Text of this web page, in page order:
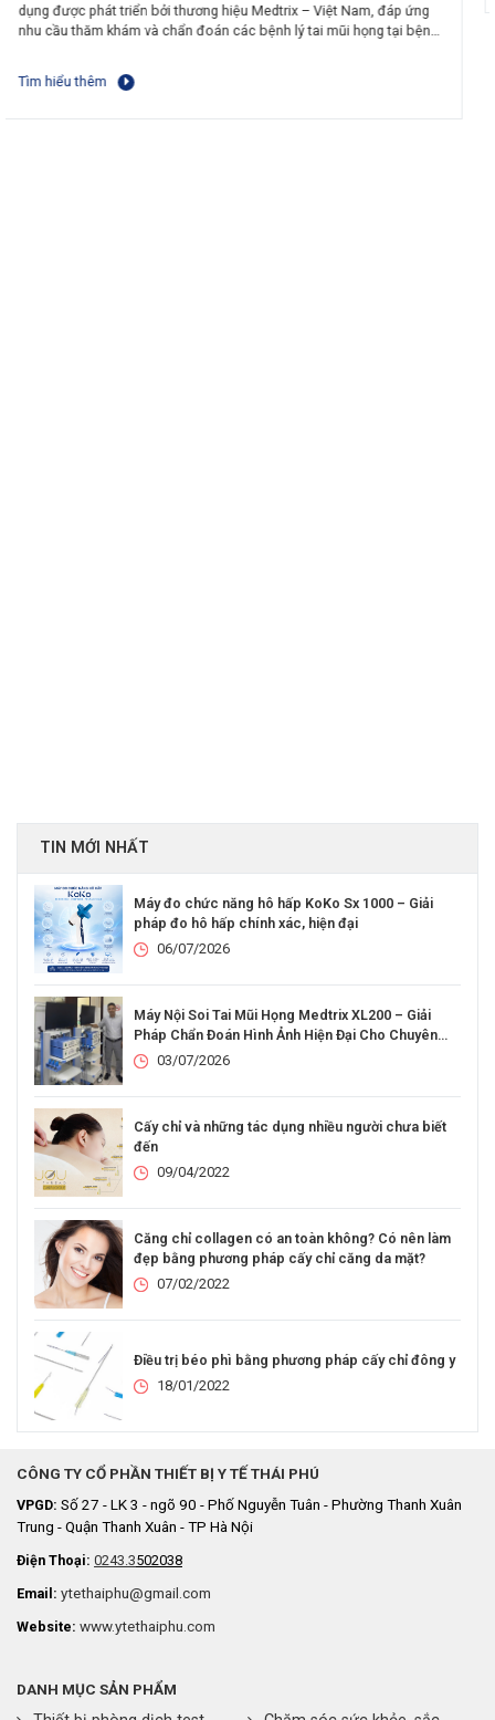
đáp ứng
tại bệnh
trình nâng
TIN MỚI NHẤT
Máy đo chức năng hô hấp KoKo Sx 1000 – Giải
pháp đo hô hấp chính xác, hiện đại
06/07/2026
Máy Nội Soi Tai Mũi Họng Medtrix XL200 – Giải
Pháp Chẩn Đoán Hình Ảnh Hiện Đại Cho Chuyên
Khoa Tai Mũi Họng
03/07/2026
Cấy chỉ và những tác dụng nhiều người chưa biết
đến
09/04/2022
Căng chỉ collagen có an toàn không? Có nên làm
đẹp bằng phương pháp cấy chỉ căng da mặt?
07/02/2022
Điều trị béo phì bằng phương pháp cấy chỉ đông y
18/01/2022
CÔNG TY CỔ PHẦN THIẾT BỊ Y TẾ THÁI PHÚ
VPGD: Số 27 - LK 3 - ngõ 90 - Phố Nguyễn Tuân - Phường Thanh Xuân
Trung - Quận Thanh Xuân - TP Hà Nội
Điện Thoại: 0243.3502038
Email: ytethaiphu@gmail.com
Website: www.ytethaiphu.com
DANH MỤC SẢN PHẨM